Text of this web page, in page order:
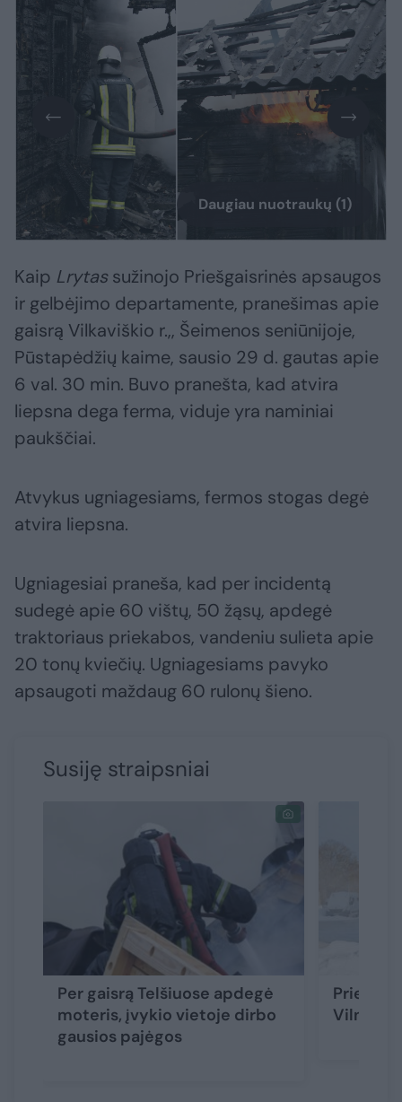
Daugiau nuotraukų (1)
Kaip Lrytassužinojo Priešgaisrinės apsaugos
ir gelbėjimo departamente, pranešimas apie
gaisrą Vilkaviškio r.,, Šeimenos seniūnijoje,
Pūstapėdžių kaime, sausio 29 d. gautas apie
6 val. 30 min. Buvo pranešta, kad atvira
liepsna dega ferma, viduje yra naminiai
paukščiai.
Atvykus ugniagesiams, fermos stogas degė
atvira liepsna.
Ugniagesiai praneša, kad per incidentą
sudegė apie 60 vištų, 50 žąsų, apdegė
traktoriaus priekabos, vandeniu sulieta apie
20 tonų kviečių. Ugniagesiams pavyko
apsaugoti maždaug 60 rulonų šieno.
Susiję straipsniai
Per gaisrą Telšiuose apdegė
moteris, įvykio vietoje dirbo
gausios pajėgos
Prie
Vilniuje